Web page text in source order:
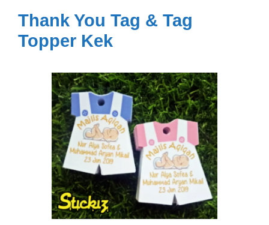
Thank You Tag & Tag
Topper Kek